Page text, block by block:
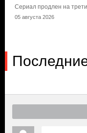
Сериал продлен на
05 августа 2026